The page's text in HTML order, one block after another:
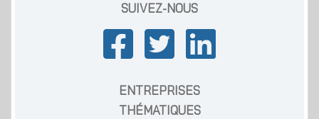
SUIVEZ-NOUS
ENTREPRISES
THÉMATIQUES